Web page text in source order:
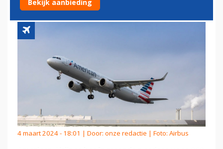
4 maart 2024 - 18:01 | Door: onze redactie | Foto: Airbus
Bekijk aanbieding